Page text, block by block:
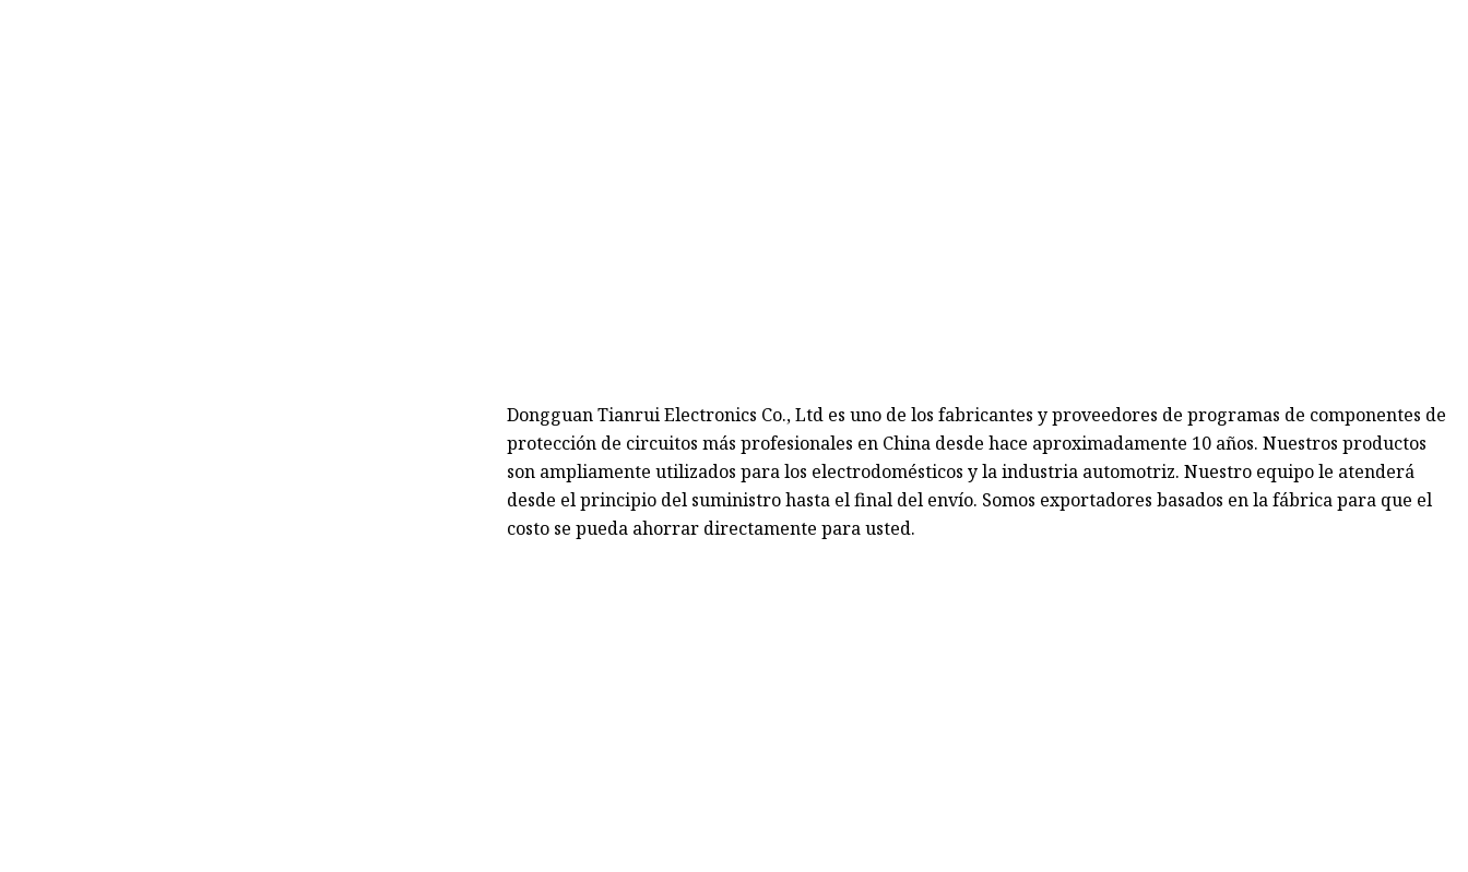
Dongguan Tianrui Electronics Co., Ltd es uno de los fabricantes y proveedores de programas de componentes de
protección de circuitos más profesionales en China desde hace aproximadamente 10 años. Nuestros productos
son ampliamente utilizados para los electrodomésticos y la industria automotriz. Nuestro equipo le atenderá
desde el principio del suministro hasta el final del envío. Somos exportadores basados ​​en la fábrica para que el
costo se pueda ahorrar directamente para usted.